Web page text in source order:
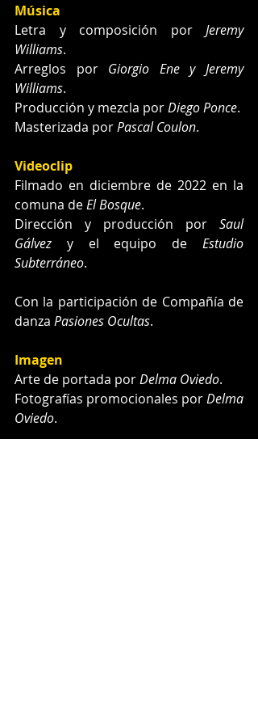
Música
Letra y composición por Jeremy
Williams.
Arreglos por Giorgio Ene y Jeremy
Williams.
Producción y mezcla por Diego Ponce.
Masterizada por Pascal Coulon.
Videoclip
Filmado en diciembre de 2022 en la
comuna de El Bosque.
Dirección y producción por Saul
Gálvez y el equipo de Estudio
Subterráneo.
Con la participación de Compañía de
danza Pasiones Ocultas.
Imagen
Arte de portada por Delma Oviedo.
Fotografías promocionales por Delma
Oviedo.